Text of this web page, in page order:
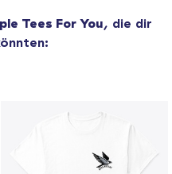
Tees For You, die dir